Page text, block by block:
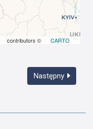
contributors © CARTO
Następny